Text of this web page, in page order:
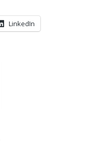
LinkedIn